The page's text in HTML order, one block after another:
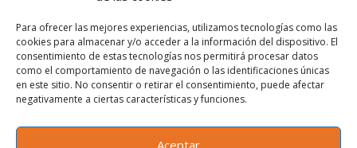
Para ofrecer las mejores experiencias, utilizamos tecnologías como las
cookies para almacenar y/o acceder a la información del dispositivo. El
consentimiento de estas tecnologías nos permitirá procesar datos
como el comportamiento de navegación o las identificaciones únicas
en este sitio. No consentir o retirar el consentimiento, puede afectar
negativamente a ciertas características y funciones.
Aceptar

Carrer Germans Thos i Codina, 49, 08302
Mataró, Barcelona

931 597 846
info@tubsnet.com